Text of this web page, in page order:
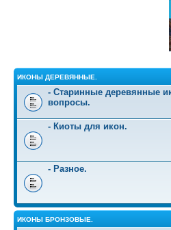
ИКОНЫ ДЕРЕВЯННЫЕ.
- Старинные деревянные
вопросы.
- Киоты для икон.
- Разное.
ИКОНЫ БРОНЗОВЫЕ.